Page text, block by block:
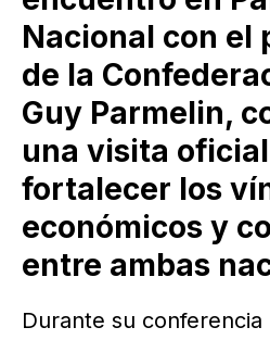
Nacional con el
de la
Guy Parmelin,
una visita
fortalecer los
económicos y
entre ambas
Durante su conferencia